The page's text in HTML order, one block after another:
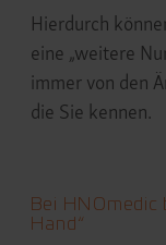
Hierdurch
eine „weitere
immer von den
die Sie kennen.
Bei HNOmedic
Hand“